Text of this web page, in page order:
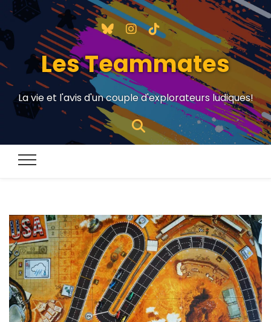
Les Teammates
La vie et l'avis d'un couple d'explorateurs ludiques!